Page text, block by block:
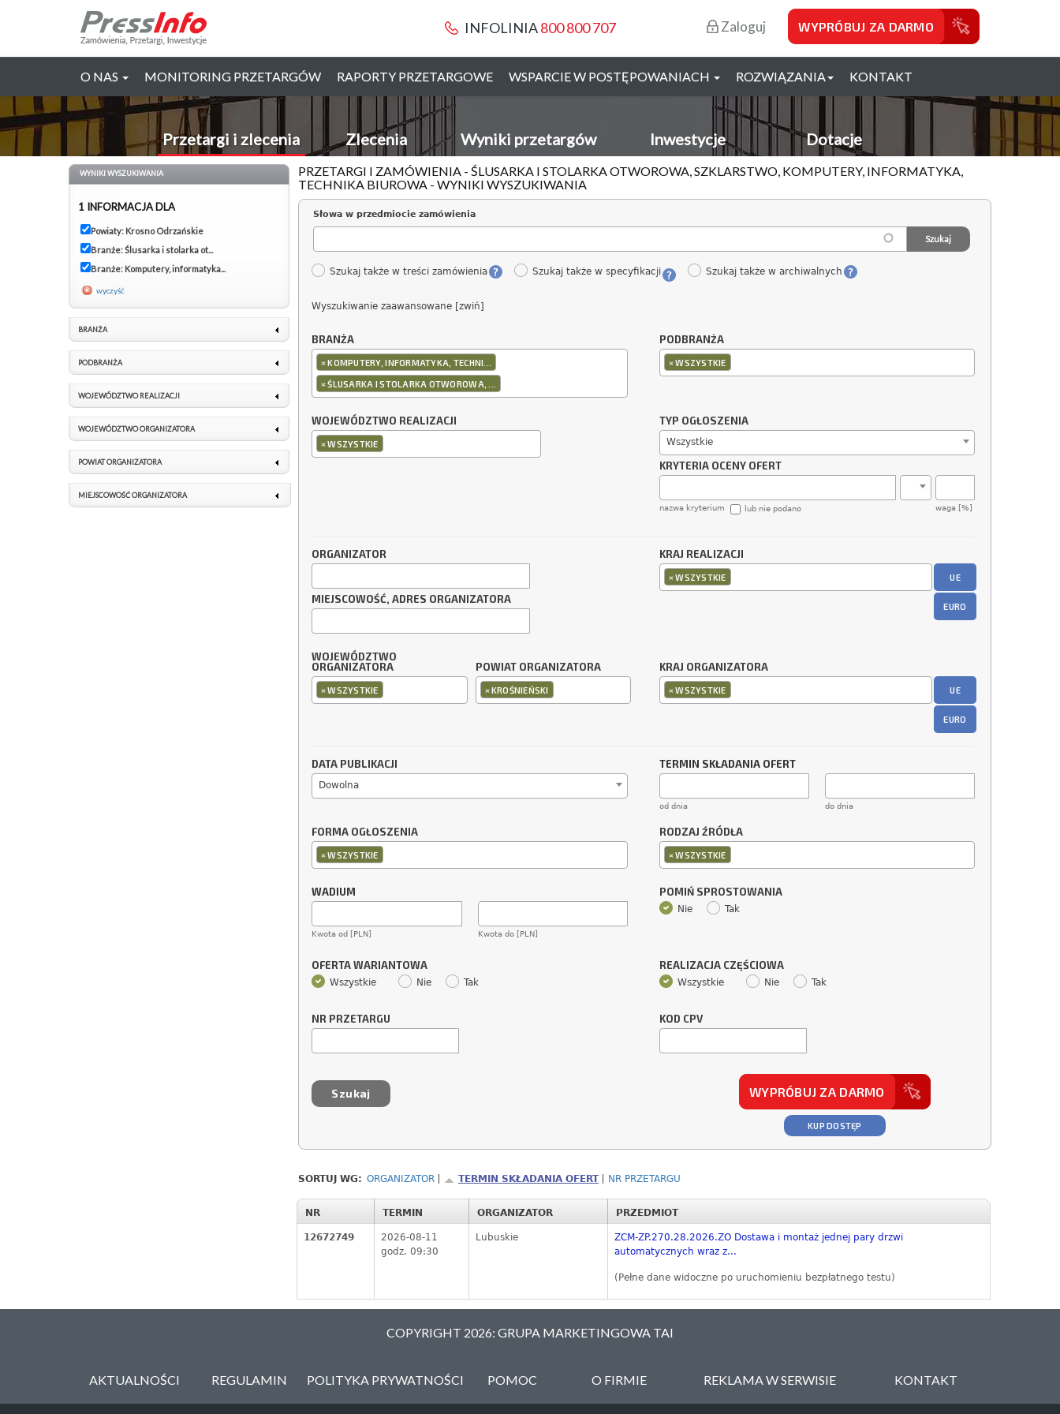
INFOLINIA800 800 707 Zaloguj WYPRÓBUJ ZA DARMO
O NAS MONITORING PRZETARGÓW RAPORTY PRZETARGOWE WSPARCIE W POSTĘPOWANIACH ROZWIĄZANIA KONTAKT
Przetargi i zlecenia Zlecenia Wyniki przetargów Inwestycje Dotacje
PRZETARGI I ZAMÓWIENIA - ŚLUSARKA I STOLARKA OTWOROWA, SZKLARSTWO, KOMPUTERY, INFORMATYKA,
TECHNIKA BIUROWA - WYNIKI WYSZUKIWANIA
Słowa w przedmiocie zamówienia
Szukaj także w treści zamówienia Szukaj także w specyfikacji Szukaj także w archiwalnych
Wyszukiwanie zaawansowane [zwiń]
BRANŻA
×KOMPUTERY, INFORMATYKA, TECHNI...
×ŚLUSARKA I STOLARKA OTWOROWA, ...
PODBRANŻA
×WSZYSTKIE
WOJEWÓDZTWO REALIZACJI
×WSZYSTKIE
TYP OGŁOSZENIA
Wszystkie
KRYTERIA OCENY OFERT
nazwa kryterium waga [%]
lub nie podano
ORGANIZATOR
MIEJSCOWOŚĆ, ADRES ORGANIZATORA
KRAJ REALIZACJI
×WSZYSTKIE UE
EURO
WOJEWÓDZTWO
ORGANIZATORA
×WSZYSTKIE
POWIAT ORGANIZATORA
×KROŚNIEŃSKI
KRAJ ORGANIZATORA
×WSZYSTKIE UE
EURO
DATA PUBLIKACJI
Dowolna
TERMIN SKŁADANIA OFERT
od dnia do dnia
FORMA OGŁOSZENIA
×WSZYSTKIE
RODZAJ ŹRÓDŁA
×WSZYSTKIE
WADIUM
Kwota od [PLN] Kwota do [PLN]
POMIŃ SPROSTOWANIA
Nie Tak
OFERTA WARIANTOWA
Wszystkie Nie Tak
REALIZACJA CZĘŚCIOWA
Wszystkie Nie Tak
NR PRZETARGU KOD CPV
WYPRÓBUJ ZA DARMO
KUP DOSTĘP
SORTUJ WG: ORGANIZATOR TERMIN SKŁADANIA OFERT NR PRZETARGU
NR TERMIN ORGANIZATOR PRZEDMIOT
12672749
2026-08-11
godz. 09:30
Lubuskie
ZCM-ZP.270.28.2026.ZO Dostawa i montaż jednej pary drzwi
automatycznych wraz z...
(Pełne dane widoczne po uruchomieniu bezpłatnego testu)
WYNIKI WYSZUKIWANIA
1 INFORMACJA DLA
Powiaty: Krosno Odrzańskie
Branże: Ślusarka i stolarka ot...
Branże: Komputery, informatyka...
wyczyść
BRANŻA
PODBRANŻA
WOJEWÓDZTWO REALIZACJI
WOJEWÓDZTWO ORGANIZATORA
POWIAT ORGANIZATORA
MIEJSCOWOŚĆ ORGANIZATORA
COPYRIGHT 2026: GRUPA MARKETINGOWA TAI
AKTUALNOŚCI REGULAMIN POLITYKA PRYWATNOŚCI POMOC O FIRMIE REKLAMA W SERWISIE KONTAKT